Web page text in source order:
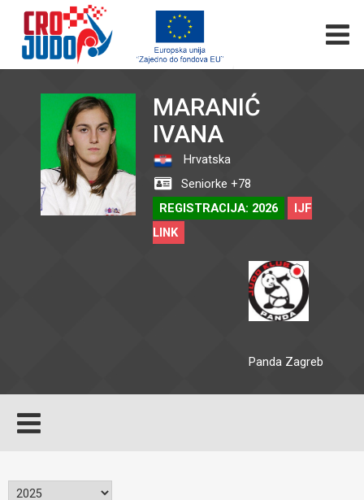
MARANIĆ
IVANA
Hrvatska
Seniorke +78
REGISTRACIJA: 2026
IJF
LINK
Panda Zagreb